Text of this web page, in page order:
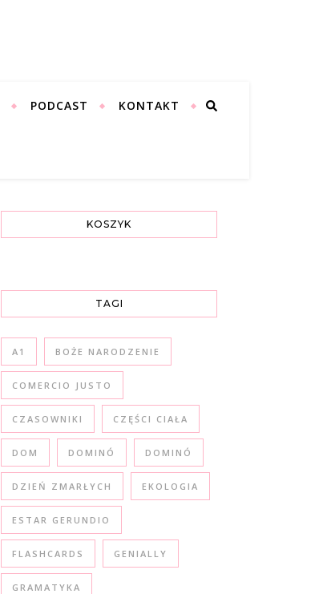
PODCAST KONTAKT
KOSZYK
TAGI
A1 BOŻE NARODZENIE
COMERCIO JUSTO
CZASOWNIKI CZĘŚCI CIAŁA
DOM DOMINÓ DOMINÓ
DZIEŃ ZMARŁYCH EKOLOGIA
ESTAR GERUNDIO
FLASHCARDS GENIALLY
GRAMATYKA